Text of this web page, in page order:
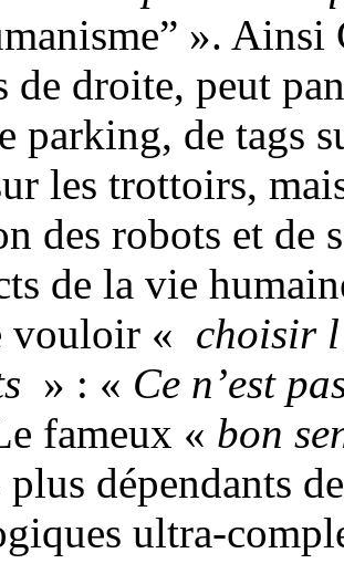
».
droite, peut
parking, de tags
les trottoirs,
des robots et de
de la vie
vouloir « choisir
» : « Ce n’est
fameux « bon
dépendants
ultra-